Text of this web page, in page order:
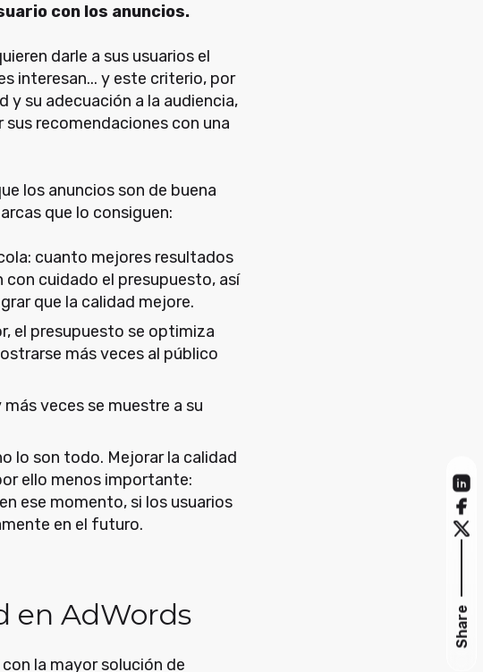
con los anuncios.
darle a sus usuarios el
interesan... y este criterio, por
y su adecuación a la audiencia,
recomendaciones con una
los anuncios son de buena
que lo consiguen:
cuanto mejores resultados
con cuidado el presupuesto, así
que la calidad mejore.
el presupuesto se optimiza
más veces al público
veces se muestre a su
lo son todo. Mejorar la calidad
ello menos importante:
ese momento, si los usuarios
en el futuro.
en AdWords
la mayor solución de
Share